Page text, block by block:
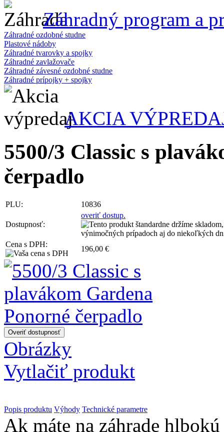
Záhradný program a
Záhradné ozdobné studne
Plastové nádoby
Záhradné tvarovky a spojky
Záhradné zavlažovače
Záhradné závesné ozdobné studne
Záhradné prípojky + spojky
AKCIA
5500/3 Classic s
čerpadlo
PLU: 10836
Dostupnosť:
overiť dostup.
Cena s DPH:
196,00 €
Obrázky
Vytlačiť produkt
Popis produktu Výhody Technické parametre
Ak máte na záhrade